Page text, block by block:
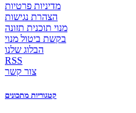
מדיניות פרטיות
הצהרת נגישות
מנוי תוכנית תזונה
בקשת ביטול מנוי
הבלוג שלנו
RSS
צור קשר
קטגוריות מתכונים